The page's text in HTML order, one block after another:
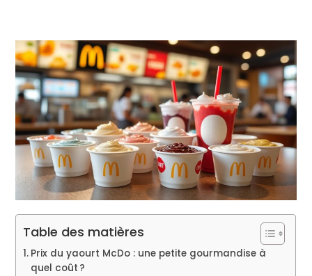
Table des matières
Prix du yaourt McDo : une petite gourmandise à
quel coût ?